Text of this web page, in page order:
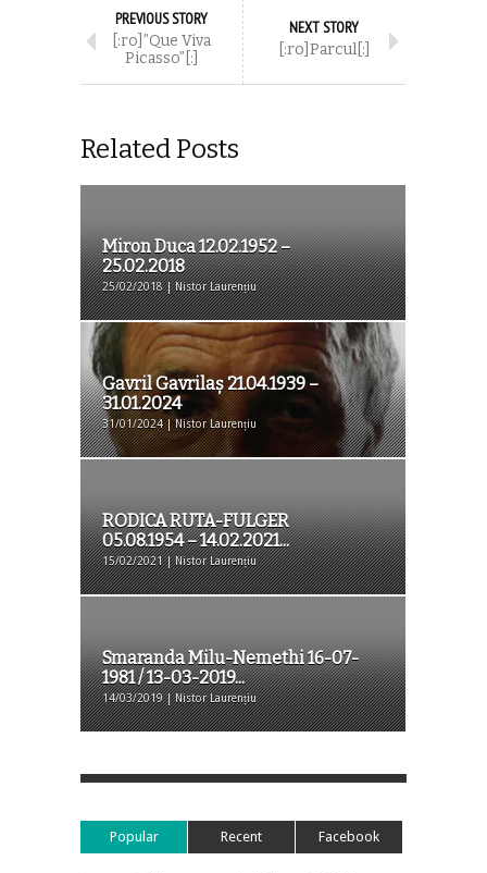
PREVIOUS STORY
[:ro]”Que Viva
Picasso”[:]
NEXT STORY
[:ro]Parcul[:]
Related Posts
Miron Duca 12.02.1952 –
25.02.2018
25/02/2018 | Nistor Laurențiu
Gavril Gavrilaş 21.04.1939 –
31.01.2024
31/01/2024 | Nistor Laurențiu
RODICA RUTA-FULGER
05.08.1954 – 14.02.2021...
15/02/2021 | Nistor Laurențiu
Smaranda Milu-Nemethi 16-07-
1981 / 13-03-2019...
14/03/2019 | Nistor Laurențiu
Popular Recent Facebook